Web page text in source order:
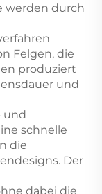
werden durch
Felgen, die
produziert
und
und
schnelle
die
Der
dabei die